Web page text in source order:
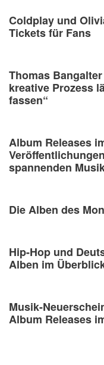
Coldplay und
Tickets für Fans
Thomas
kreative Prozess
fassen“
Album Releases
spannenden
Die Alben des
Hip-Hop und
Alben im
Musik-
Album Releases